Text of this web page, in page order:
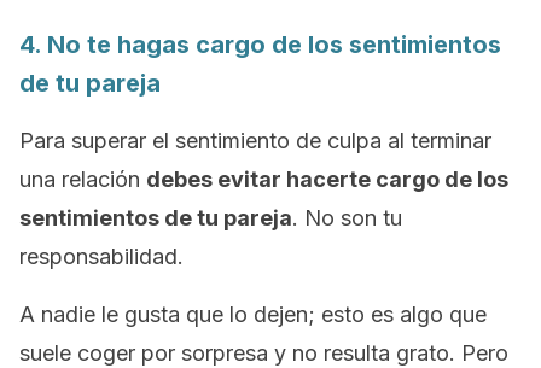
4. No te hagas cargo de los sentimientos
de tu pareja
Para superar el sentimiento de culpa al terminar
una relación debes evitar hacerte cargo de los
sentimientos de tu pareja. No son tu
responsabilidad.
A nadie le gusta que lo dejen; esto es algo que
suele coger por sorpresa y no resulta grato. Pero